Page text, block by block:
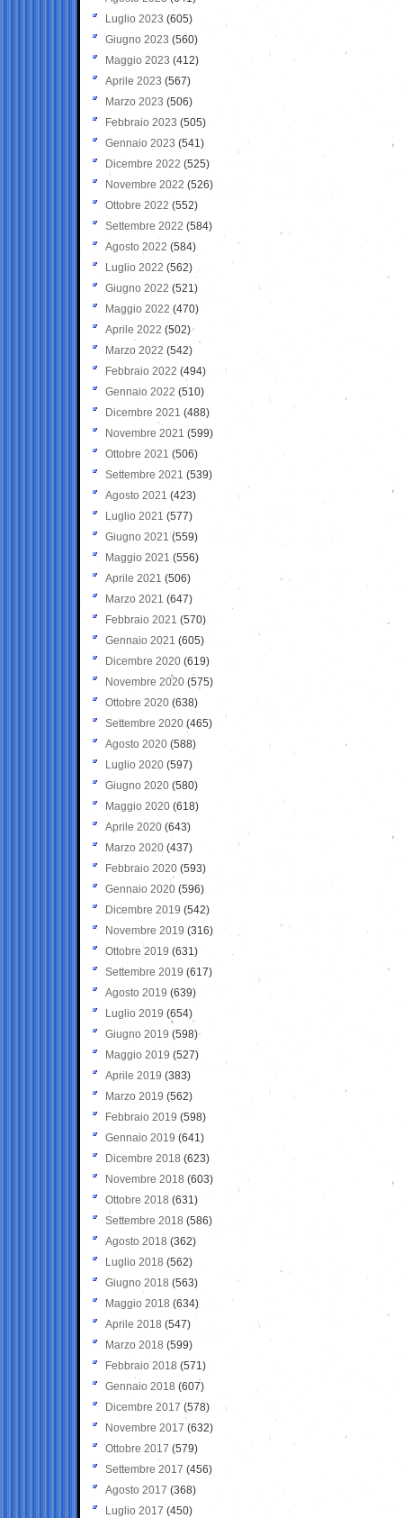
Luglio 2023 (605)
Giugno 2023 (560)
Maggio 2023 (412)
Aprile 2023 (567)
Marzo 2023 (506)
Febbraio 2023 (505)
Gennaio 2023 (541)
Dicembre 2022 (525)
Novembre 2022 (526)
Ottobre 2022 (552)
Settembre 2022 (584)
Agosto 2022 (584)
Luglio 2022 (562)
Giugno 2022 (521)
Maggio 2022 (470)
Aprile 2022 (502)
Marzo 2022 (542)
Febbraio 2022 (494)
Gennaio 2022 (510)
Dicembre 2021 (488)
Novembre 2021 (599)
Ottobre 2021 (506)
Settembre 2021 (539)
Agosto 2021 (423)
Luglio 2021 (577)
Giugno 2021(559)
Maggio 2021 (556)
Aprile 2021 (506)
Marzo 2021 (647)
Febbraio 2021 (570)
Gennaio 2021 (605)
Dicembre 2020 (619)
Novembre 2020 (575)
Ottobre 2020 (638)
Settembre 2020(465)
Agosto 2020 (588)
Luglio 2020 (597)
Giugno 2020 (580)
Maggio 2020 (618)
Aprile 2020 (643)
Marzo 2020 (437)
Febbraio 2020 (593)
Gennaio 2020 (596)
Dicembre 2019 (542)
Novembre 2019 (316)
Ottobre 2019 (631)
Settembre 2019 (617)
Agosto 2019 (639)
Luglio 2019 (654)
Giugno 2019 (598)
Maggio 2019 (527)
Aprile 2019 (383)
Marzo 2019 (562)
Febbraio 2019 (598)
Gennaio 2019 (641)
Dicembre 2018 (623)
Novembre 2018 (603)
Ottobre 2018 (631)
Settembre 2018 (586)
Agosto 2018 (362)
Luglio 2018 (562)
Giugno 2018 (563)
Maggio 2018 (634)
Aprile 2018 (547)
Marzo 2018 (599)
Febbraio 2018 (571)
Gennaio 2018 (607)
Dicembre 2017 (578)
Novembre 2017 (632)
Ottobre 2017 (579)
Settembre 2017 (456)
Agosto 2017 (368)
Luglio 2017 (450)